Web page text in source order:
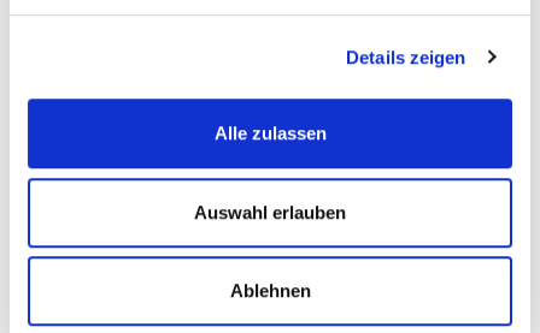
Details zeigen
Alle zulassen
Auswahl erlauben
Ablehnen
Unternehmen und Organisationen nachhaltige
Sven Plögererklärt die
Zusammenhänge von Wetter, Klima und Klimawandel
verständlich und zeigt, warum faktenbasierte
entscheidend sind.
Wissenschaftliche Perspektiven auf